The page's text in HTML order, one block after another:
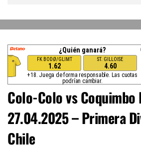
Colo-Colo vs
27.04.2025 – Primera
Chile